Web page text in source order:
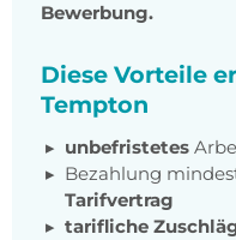
Bewerbung.
Diese Vorteile
Tempton
unbefristetes
Bezahlung
Tarifvertrag
tarifliche